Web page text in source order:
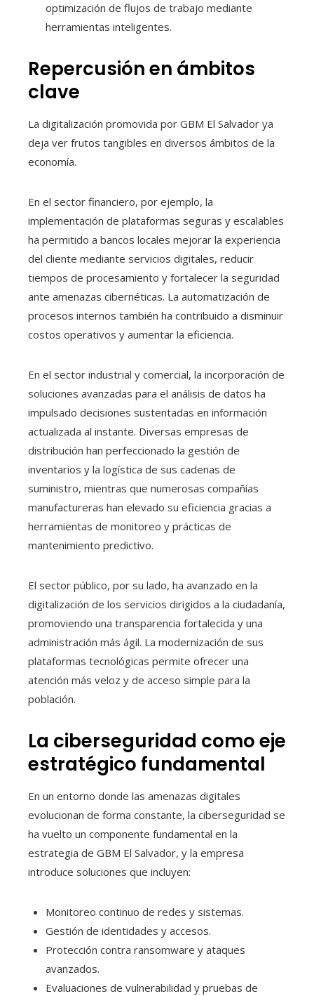
optimización de flujos de trabajo mediante
herramientas inteligentes.
Repercusión en ámbitos
clave
La digitalización promovida por GBM El Salvador ya
deja ver frutos tangibles en diversos ámbitos de la
economía.
En el sector financiero, por ejemplo, la
implementación de plataformas seguras y escalables
ha permitido a bancos locales mejorar la experiencia
del cliente mediante servicios digitales, reducir
tiempos de procesamiento y fortalecer la seguridad
ante amenazas cibernéticas. La automatización de
procesos internos también ha contribuido a disminuir
costos operativos y aumentar la eficiencia.
En el sector industrial y comercial, la incorporación de
soluciones avanzadas para el análisis de datos ha
impulsado decisiones sustentadas en información
actualizada al instante. Diversas empresas de
distribución han perfeccionado la gestión de
inventarios y la logística de sus cadenas de
suministro, mientras que numerosas compañías
manufactureras han elevado su eficiencia gracias a
herramientas de monitoreo y prácticas de
mantenimiento predictivo.
El sector público, por su lado, ha avanzado en la
digitalización de los servicios dirigidos a la ciudadanía,
promoviendo una transparencia fortalecida y una
administración más ágil. La modernización de sus
plataformas tecnológicas permite ofrecer una
atención más veloz y de acceso simple para la
población.
La ciberseguridad como eje
estratégico fundamental
En un entorno donde las amenazas digitales
evolucionan de forma constante, la ciberseguridad se
ha vuelto un componente fundamental en la
estrategia de GBM El Salvador, y la empresa
introduce soluciones que incluyen:
Monitoreo continuo de redes y sistemas.
Gestión de identidades y accesos.
Protección contra ransomware y ataques
avanzados.
Evaluaciones de vulnerabilidad y pruebas de